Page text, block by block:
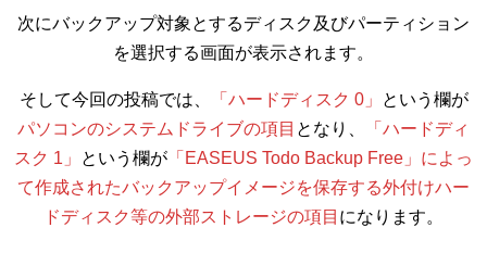
次にバックアップ対象とするディスク及びパーティション
を選択する画面が表示されます。
そして今回の投稿では、 「ハードディスク 0」
という欄が
パソコンのシステムドライブの項目 となり、
「ハードディ
スク 1」
という欄が 「EASEUS Todo Backup Free」によっ
て作成されたバックアップイメージを保存する外付けハー
ドディスク等の外部ストレージの項目 になります。